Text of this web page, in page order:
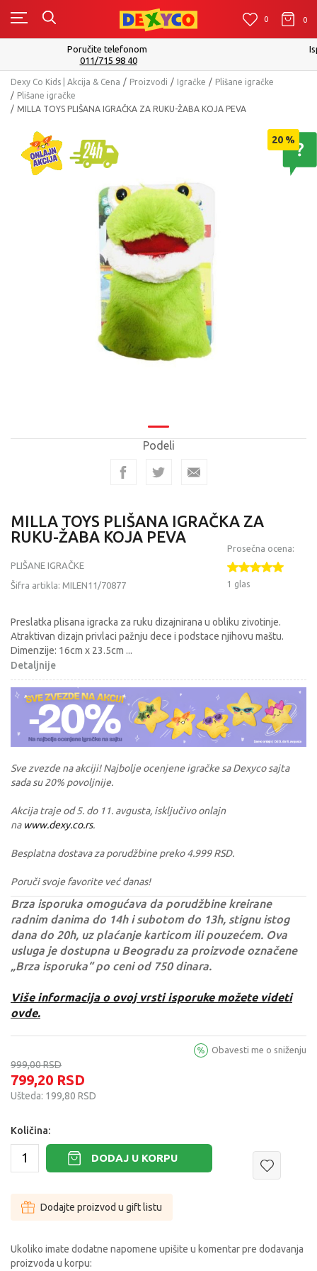
0 0 0
Isporuku možete očekivati u roku od 2 do 4 radna dana!
Pogledaj više
Dexy Co Kids | Akcija & Cena Proizvodi Igračke
Plišane igračke
Plišane igračke
MILLA TOYS PLIŠANA IGRAČKA ZA RUKU-ŽABA KOJA PEVA
20 %
Podeli
MILLA TOYS PLIŠANA IGRAČKA ZA
RUKU-ŽABA KOJA PEVA
PLIŠANE IGRAČKE
Šifra artikla: MILEN11/70877
Prosečna ocena:
1 glas
Preslatka plisana igracka za ruku dizajnirana u obliku zivotinje.
Atraktivan dizajn privlaci pažnju dece i podstace njihovu maštu.
Dimenzije: 16cm x 23.5cm ...
Detaljnije
Sve zvezde na akciji! Najbolje ocenjene igračke sa Dexyco sajta
sada su 20% povoljnije.
Akcija traje od 5. do 11. avgusta, isključivo onlajn
na www.dexy.co.rs.
Besplatna dostava za porudžbine preko 4.999 RSD.
Poruči svoje favorite već danas!
Brza isporuka omogućava da porudžbine kreirane
radnim danima do 14h i subotom do 13h, stignu istog
dana do 20h, uz plaćanje karticom ili pouzećem. Ova
usluga je dostupna u Beogradu za proizvode označene
„Brza isporuka“ po ceni od 750 dinara.
Više informacija o ovoj vrsti isporuke možete videti
ovde.
999,00RSD
799,20 RSD
Ušteda: 199,80 RSD
Obavesti me o sniženju
Količina:
DODAJ U KORPU
Dodajte proizvod u gift listu
Ukoliko imate dodatne napomene upišite u komentar pre dodavanja
proizvoda u korpu: